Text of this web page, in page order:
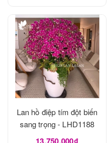
Lan hồ điệp tím đột biến
sang trọng - LHD1188